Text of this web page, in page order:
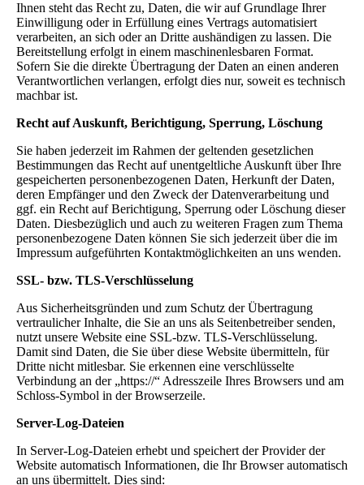
Ihnen steht das Recht zu, Daten, die wir auf Grundlage Ihrer
Einwilligung oder in Erfüllung eines Vertrags automatisiert
verarbeiten, an sich oder an Dritte aushändigen zu lassen. Die
Bereitstellung erfolgt in einem maschinenlesbaren Format.
Sofern Sie die direkte Übertragung der Daten an einen anderen
Verantwortlichen verlangen, erfolgt dies nur, soweit es technisch
machbar ist.
Recht auf Auskunft, Berichtigung, Sperrung, Löschung
Sie haben jederzeit im Rahmen der geltenden gesetzlichen
Bestimmungen das Recht auf unentgeltliche Auskunft über Ihre
gespeicherten personenbezogenen Daten, Herkunft der Daten,
deren Empfänger und den Zweck der Datenverarbeitung und
ggf. ein Recht auf Berichtigung, Sperrung oder Löschung dieser
Daten. Diesbezüglich und auch zu weiteren Fragen zum Thema
personenbezogene Daten können Sie sich jederzeit über die im
Impressum aufgeführten Kontaktmöglichkeiten an uns wenden.
SSL- bzw. TLS-Verschlüsselung
Aus Sicherheitsgründen und zum Schutz der Übertragung
vertraulicher Inhalte, die Sie an uns als Seitenbetreiber senden,
nutzt unsere Website eine SSL-bzw. TLS-Verschlüsselung.
Damit sind Daten, die Sie über diese Website übermitteln, für
Dritte nicht mitlesbar. Sie erkennen eine verschlüsselte
Verbindung an der „https://“ Adresszeile Ihres Browsers und am
Schloss-Symbol in der Browserzeile.
Server-Log-Dateien
In Server-Log-Dateien erhebt und speichert der Provider der
Website automatisch Informationen, die Ihr Browser automatisch
an uns übermittelt. Dies sind: